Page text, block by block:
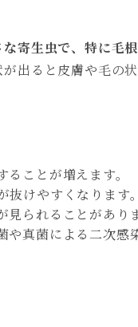
寄生虫で、特に毛
出ると皮膚や毛の状
ことが増えます。
けやすくなります。
られることがありま
真菌による二次感